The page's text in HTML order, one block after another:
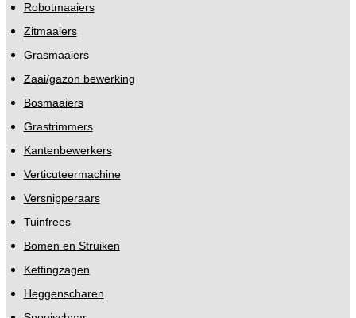
Robotmaaiers
Zitmaaiers
Grasmaaiers
Zaai/gazon bewerking
Bosmaaiers
Grastrimmers
Kantenbewerkers
Verticuteermachine
Versnipperaars
Tuinfrees
Bomen en Struiken
Kettingzagen
Heggenscharen